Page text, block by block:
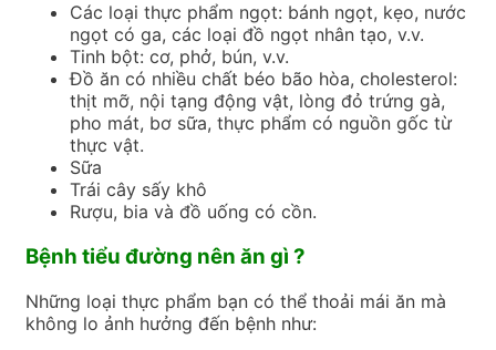
Các loại thực phẩm ngọt: bánh ngọt, kẹo, nước
ngọt có ga, các loại đồ ngọt nhân tạo, v.v.
Tinh bột: cơ, phở, bún, v.v.
Đồ ăn có nhiều chất béo bão hòa, cholesterol:
thịt mỡ, nội tạng động vật, lòng đỏ trứng gà,
pho mát, bơ sữa, thực phẩm có nguồn gốc từ
thực vật.
Sữa
Trái cây sấy khô
Rượu, bia và đồ uống có cồn.
Bệnh tiểu đường nên ăn gì ?
Những loại thực phẩm bạn có thể thoải mái ăn mà
không lo ảnh hưởng đến bệnh như: